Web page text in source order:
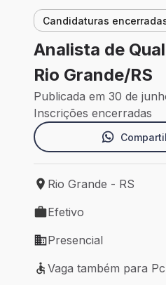
Candidaturas
Analista de
Rio Grande/RS
Publicada em 30 de
Inscrições encerradas
Local de trabalho: Rio
Rio Grande - RS
Tipo de vaga: Efetivo
Efetivo
Modelo de trabalho:
Presencial
Vaga também para PcD
Vaga também para